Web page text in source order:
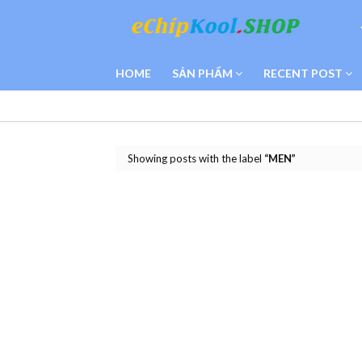
HOME SẢN PHẨM RECENT POST
Showing posts with the label MEN